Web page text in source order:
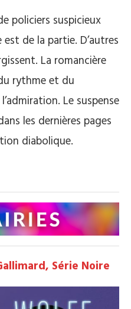
policiers suspicieux
de la partie. D’autres
La romancière
rythme et du
Le suspense
les dernières pages
diabolique.
Série Noire